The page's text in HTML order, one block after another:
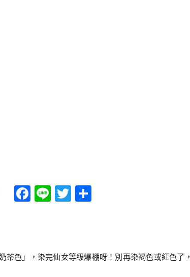
Facebook
LineTwitter
茶色」，染完仙女等級爆棚呀！別再染褐色或紅色了